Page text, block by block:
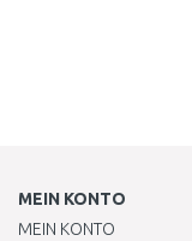
MEIN KONTO
MEIN KONTO